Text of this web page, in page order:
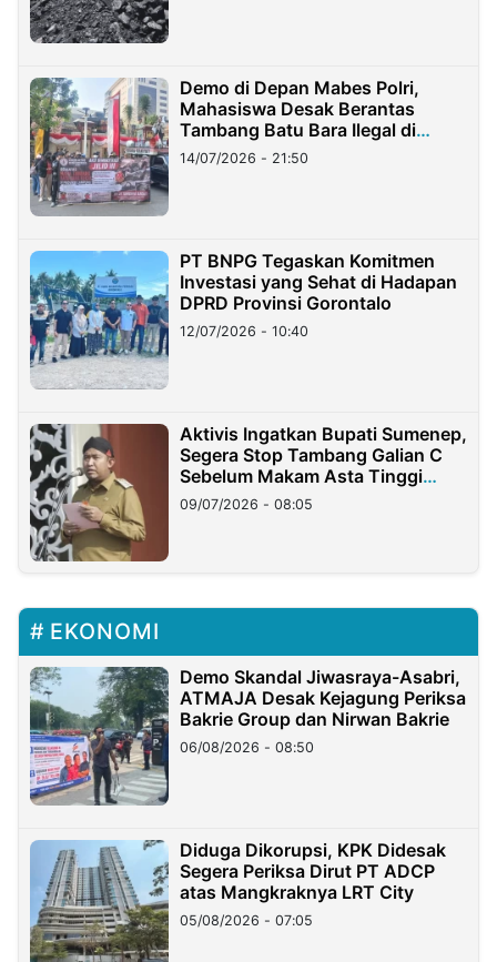
Demo di Depan Mabes Polri,
Mahasiswa Desak Berantas
Tambang Batu Bara Ilegal di
Lampung
14/07/2026 - 21:50
PT BNPG Tegaskan Komitmen
Investasi yang Sehat di Hadapan
DPRD Provinsi Gorontalo
12/07/2026 - 10:40
Aktivis Ingatkan Bupati Sumenep,
Segera Stop Tambang Galian C
Sebelum Makam Asta Tinggi
Longsor
09/07/2026 - 08:05
EKONOMI
Demo Skandal Jiwasraya-Asabri,
ATMAJA Desak Kejagung Periksa
Bakrie Group dan Nirwan Bakrie
06/08/2026 - 08:50
Diduga Dikorupsi, KPK Didesak
Segera Periksa Dirut PT ADCP
atas Mangkraknya LRT City
05/08/2026 - 07:05